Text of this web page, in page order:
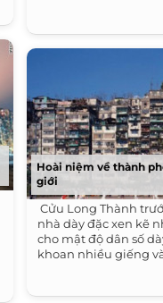
Hoài niệm về thành
giới
Cửu Long Thành
nhà dày đặc xen kẽ
cho mật độ dân số
khoan nhiều giếng